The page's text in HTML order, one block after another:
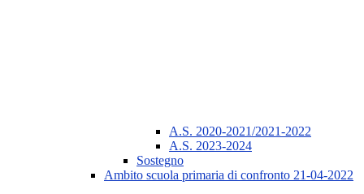
A.S. 2020-2021/2021-2022
A.S. 2023-2024
Sostegno
Ambito scuola primaria di confronto 21-04-2022